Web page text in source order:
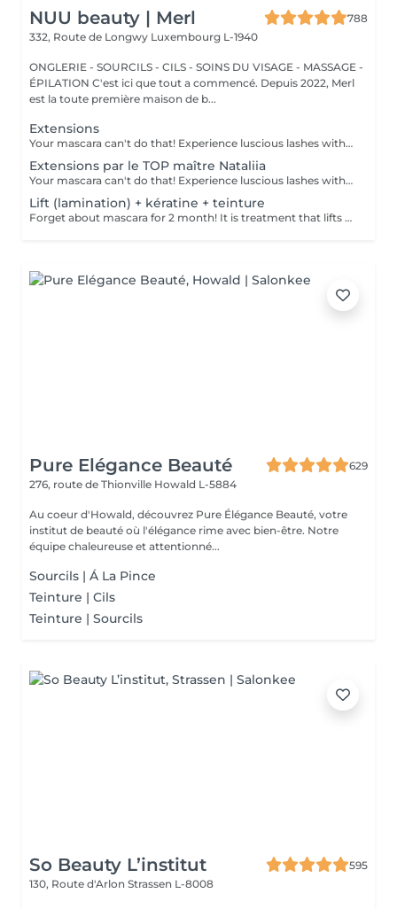
NUU beauty | Merl
788
332, Route de Longwy Luxembourg L-1940
ONGLERIE - SOURCILS - CILS - SOINS DU VISAGE - MASSAGE -
ÉPILATION C'est ici que tout a commencé. Depuis 2022, Merl
est la toute première maison de b...
Extensions
Your mascara can't do that! Experience luscious lashes with our professional lash extensions. Each artificial lash is expertly applied to your natural lashes, creating a fuller, longer, and darker look. Volume options: choose from 1D to 5D for the perfect fullness. Personalised choices: discuss your preferences for curves and colours with our expert. What to expect: - eye area is cleaned - tape and patches protect the skin - extensions are applied to your natural lashes - lashes are dried for a secure hold - tape and patches are removed Post-care: avoid wetting lashes for 24 hours. Frequency: schedule every 3-4 weeks.
Extensions par le TOP maître Nataliia
Your mascara can't do that! Experience luscious lashes with our professional lash extensions. Each artificial lash is expertly applied to your natural lashes, creating a fuller, longer, and darker look. Volume options: choose from 1D to 5D for the perfect fullness. Personalised choices: discuss your preferences for curves and colours with our expert. Comfort focused: extensions are applied one eye at a time, with breaks as needed during the 2-hour process. What to expect: - eye area is cleaned - tape and patches protect the skin - extensions are applied to your natural lashes - lashes are dried for a secure hold - tape and patches are removed Post-care: avoid wetting lashes for 24 hours. Frequency: schedule every 3-4 weeks.
Lift (lamination) + kératine + teinture
Forget about mascara for 2 month! It is treatment that lifts and curls your natural lashes to make them look longer and give them an attractive shape that will open up your eyes. How is lash lamination done? - lashes are washed - eye pad is placed - silicone rods are placed - perming solution is applied - lifting solution is left on the lashes for approximately 15 min - noutralizing solution is applied to reform the disulfide lashes bonds - henna or paint is applied - keratin (serum is applied to keep the lashes hydrated and healthy) - silicone rods are removed Age restrictions: recommended to do from 14 years. Post procedure recommendations: do not wash eyelashes 24 hours after the procedure. Frequency: once in 8 weeks.
Pure Elégance Beauté
629
276, route de Thionville Howald L-5884
Au coeur d'Howald, découvrez Pure Élégance Beauté, votre
institut de beauté où l'élégance rime avec bien-être. Notre
équipe chaleureuse et attentionné...
Sourcils | Á La Pince
Teinture | Cils
Teinture | Sourcils
So Beauty L’institut
595
130, Route d'Arlon Strassen L-8008